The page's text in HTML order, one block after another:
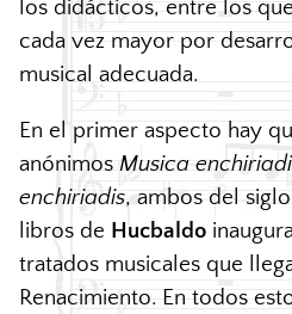
los didácticos, entre los
cada vez mayor por
musical adecuada.
En el primer aspecto hay
anónimosMusica
enchiriadis, ambos del
libros de Hucbaldo
tratados musicales que
Renacimiento. En todos